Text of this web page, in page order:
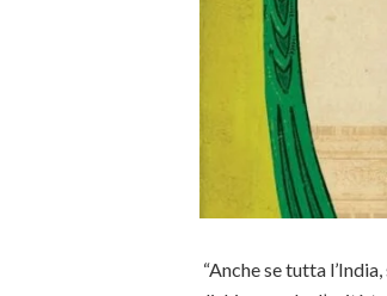
“Anche se tutta